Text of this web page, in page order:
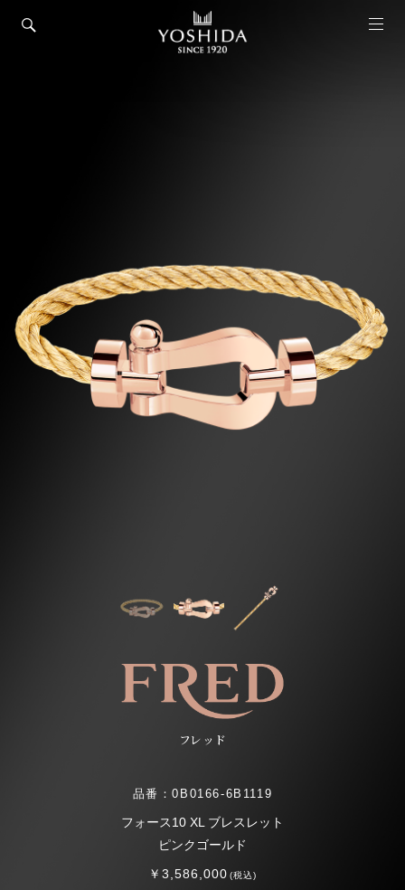
フレッド
品番：0B0166-6B1119
フォース10 XL ブレスレット
ピンクゴールド
￥3,586,000(税込)